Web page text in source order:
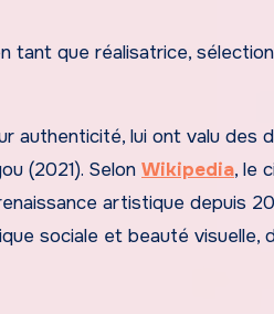
tant que réalisatrice,
authenticité, lui ont valu des
(2021). Selon Wikipedia, le
artistique depuis
sociale et beauté